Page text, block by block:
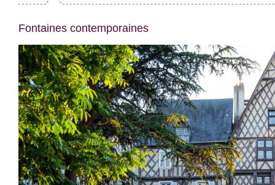
Fontaines contemporaines
Place Gordaine